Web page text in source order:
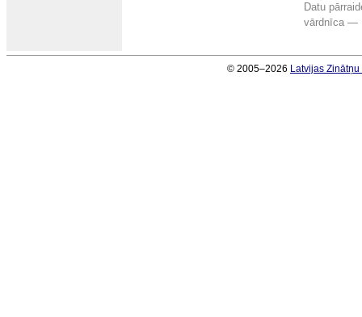
Datu
vārdnīca —
© 2005–2026 Latvijas